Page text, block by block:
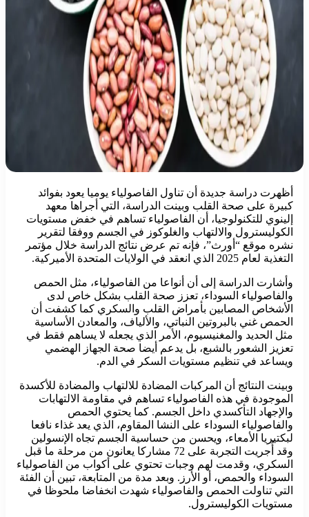
أظهرت دراسة جديدة أن تناول الفاصولياء يوميا يعود بفوائد
كبيرة على صحة القلب وبينت الدراسة، التي أجراها معهد
إلينوي للتكنولوجيا، أن الفاصولياء تساهم في خفض مستويات
الكوليسترول والالتهاب والغلوكوز في الجسم ووفقا لتقرير
نشره موقع “أورث”، فإنه تم عرض نتائج الدراسة خلال مؤتمر
التغذية لعام 2025 الذي انعقد في الولايات المتحدة الأميركية.
وأشارت الدراسة إلى أن أنواعا من الفاصولياء، مثل الحمص
والفاصولياء السوداء، تعزز صحة القلب بشكل خاص لدى
الأشخاص المصابين بأمراض القلب والسكري كما كشفت أن
الحمص غني بالبروتين النباتي، والألياف، والمعادن الأساسية
مثل الحديد والمغنيسيوم، الأمر الذي يجعله لا يساهم فقط في
تعزيز الشعور بالشبع، بل يدعم أيضا صحة الجهاز الهضمي
ويساعد في تنظيم مستويات السكر في الدم.
وبينت النتائج أن المركبات المضادة للالتهاب والمضادة للأكسدة
الموجودة في هذه الفاصولياء تساهم في مقاومة الالتهابات
والإجهاد التأكسدي داخل الجسم. كما يحتوي الحمص
والفاصولياء السوداء على النشا المقاوم، الذي يعد غذاء نافعا
لبكتيريا الأمعاء، ويحسن من حساسية الجسم تجاه الإنسولين
وقد أُجريت التجربة على 72 مشاركا يعانون من مرحلة ما قبل
السكري، وقدمت لهم وجبات تحتوي على أكواب من الفاصولياء
السوداء والحمص، أو الأرز. وبعد مدة من المتابعة، تبين أن الفئة
التي تناولت الحمص والفاصولياء شهدت انخفاضا ملحوظا في
مستويات الكوليسترول.